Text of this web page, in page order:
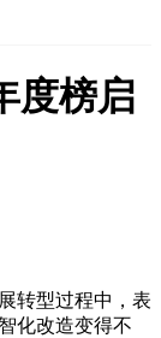
度榜启
转型过程中，表
化改造变得不